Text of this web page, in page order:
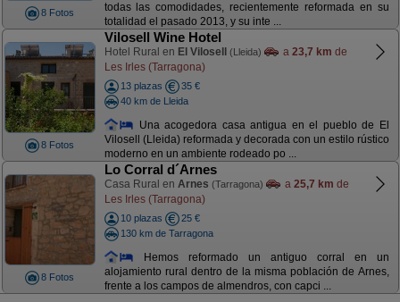
8 Fotos
todas las comodidades, recientemente reformada en su
totalidad el pasado 2013, y su inte ...
8 Fotos
Vilosell Wine Hotel
Hotel Rural en El Vilosell (Lleida) a 23,7 km de
Les Irles (Tarragona)
13 plazas
35 €
40 km de Lleida
Una acogedora casa antigua en el pueblo de El
Vilosell (Lleida) reformada y decorada con un estilo rústico
moderno en un ambiente rodeado po ...
8 Fotos
Lo Corral d´Arnes
Casa Rural en Arnes (Tarragona) a 25,7 km de
Les Irles (Tarragona)
10 plazas
25 €
130 km de Tarragona
Hemos reformado un antiguo corral en un
alojamiento rural dentro de la misma población de Arnes,
frente a los campos de almendros, con capci ...